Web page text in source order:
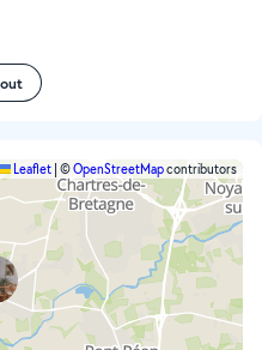
Leaflet ©OpenStreetMapcontributors